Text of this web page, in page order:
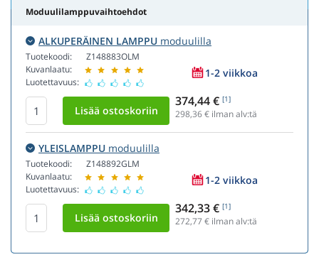
Moduulilamppuvaihtoehdot
ALKUPERÄINEN LAMPPU moduulilla
Tuotekoodi:
Kuvanlaatu:
Luotettavuus:
Z148883OLM
1-2 viikkoa
374,44 € [1]
298,36€ ilman alv:tä
YLEISLAMPPU moduulilla
Tuotekoodi:
Kuvanlaatu:
Luotettavuus:
Z148892GLM
1-2 viikkoa
342,33 € [1]
272,77 € ilman alv:tä